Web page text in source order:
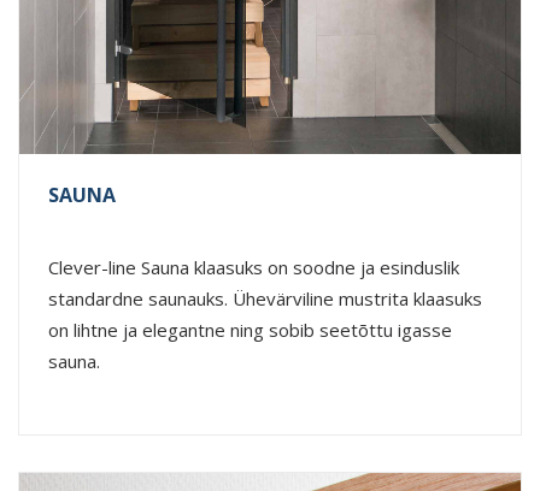
SAUNA
Clever-line Sauna klaasuks on soodne ja esinduslik
standardne saunauks. Ühevärviline mustrita klaasuks
on lihtne ja elegantne ning sobib seetõttu igasse
sauna.